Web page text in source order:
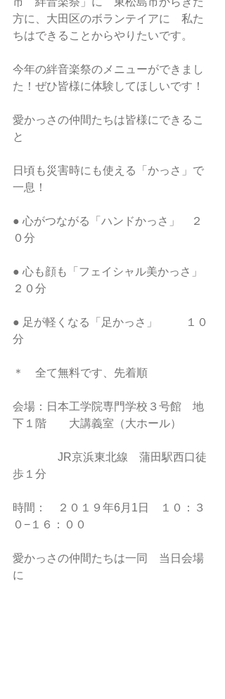
方に、大田区のボランテイアに　私た
ちはできることからやりたいです。
今年の絆音楽祭のメニューができまし
た！ぜひ皆様に体験してほしいです！
愛かっさの仲間たちは皆様にできるこ
と
日頃も災害時にも使える「かっさ」で
一息！
● 心がつながる「ハンドかっさ」　２
０分
● 心も顔も「フェイシャル美かっさ」
２０分
● 足が軽くなる「足かっさ」　      １０
分
＊　全て無料です、先着順
会場：日本工学院専門学校３号館　地
下１階　　大講義室（大ホール）
JR京浜東北線　蒲田駅西口徒
歩１分
時間：　２０１９年6月1日　１０：３
０−１６：００
愛かっさの仲間たちは一同　当日会場
に